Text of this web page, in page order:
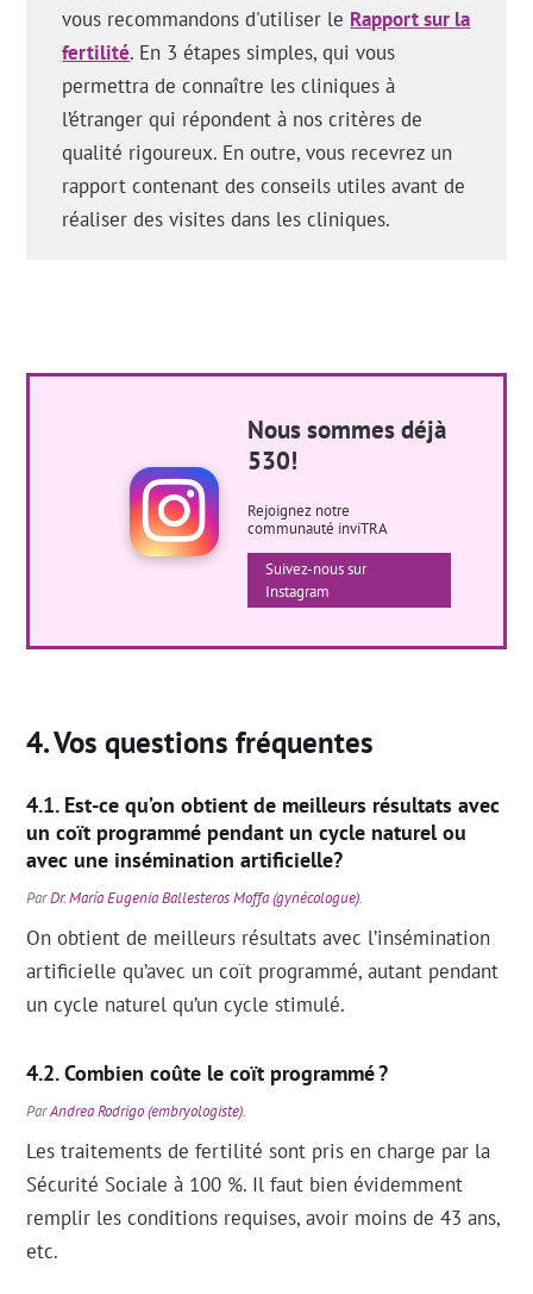
vous recommandons d'utiliser le Rapport sur la
fertilité. En 3 étapes simples, qui vous
permettra de connaître les cliniques à
l’étranger qui répondent à nos critères de
qualité rigoureux. En outre, vous recevrez un
rapport contenant des conseils utiles avant de
réaliser des visites dans les cliniques.
Nous sommes déjà
530!
Rejoignez notre
communauté inviTRA
Suivez-nous sur
Instagram
Vos questions fréquentes
Est-ce qu’on obtient de meilleurs résultats avec
un coït programmé pendant un cycle naturel ou
avec une insémination artificielle?
ParDr. María Eugenia Ballesteros Moffa (gynécologue).
On obtient de meilleurs résultats avec l’insémination
artificielle qu’avec un coït programmé, autant pendant
un cycle naturel qu’un cycle stimulé.
Combien coûte le coït programmé ?
ParAndrea Rodrigo (embryologiste).
Les traitements de fertilité sont pris en charge par la
Sécurité Sociale à 100 %. Il faut bien évidemment
remplir les conditions requises, avoir moins de 43 ans,
etc.